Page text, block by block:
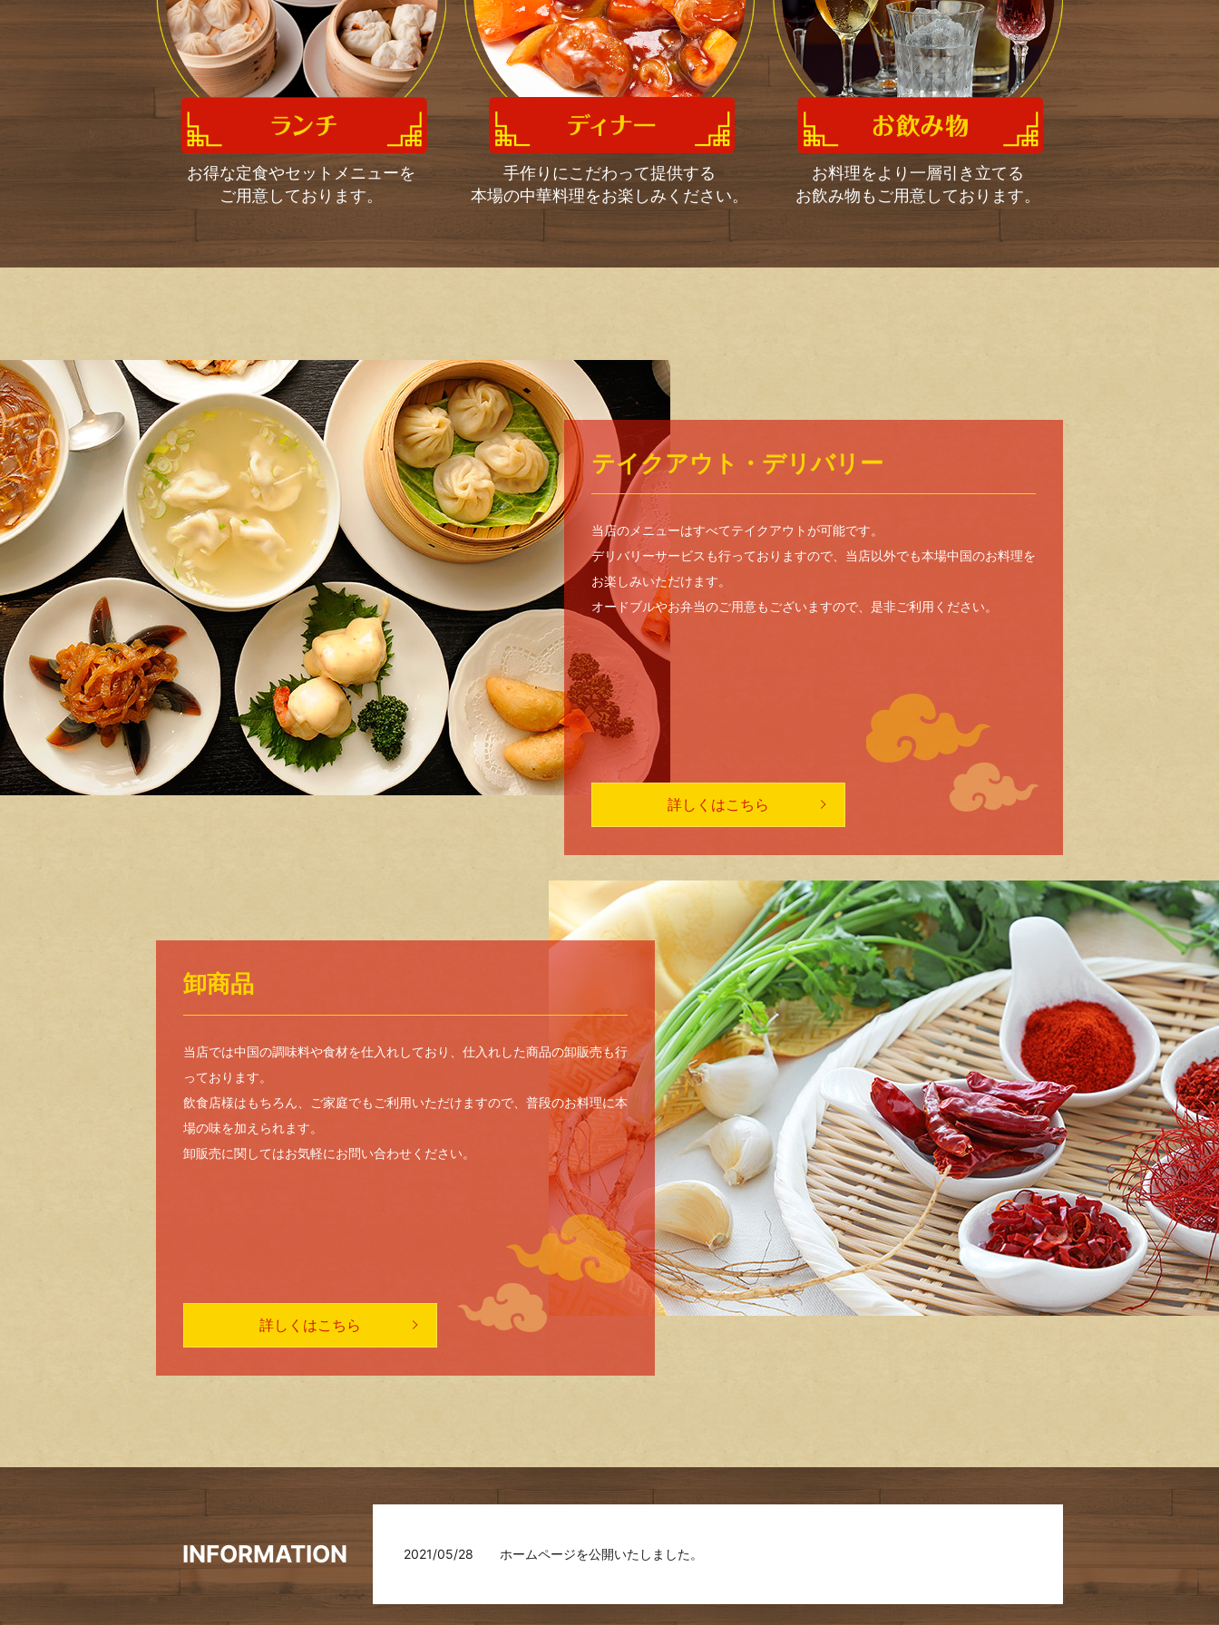
お得な定食やセットメニューを
ご用意しております。
手作りにこだわって提供する
本場の中華料理をお楽しみください。
お料理をより一層引き立てる
お飲み物もご用意しております。
テイクアウト・デリバリー
当店のメニューはすべてテイクアウトが可能です。
デリバリーサービスも行っておりますので、当店以外でも本場中国のお料理を
お楽しみいただけます。
オードブルやお弁当のご用意もございますので、是非ご利用ください。
詳しくはこちら
卸商品
当店では中国の調味料や食材を仕入れしており、仕入れした商品の卸販売も行
っております。
飲食店様はもちろん、ご家庭でもご利用いただけますので、普段のお料理に本
場の味を加えられます。
卸販売に関してはお気軽にお問い合わせください。
詳しくはこちら
INFORMATION 2021/05/28 ホームページを公開いたしました。